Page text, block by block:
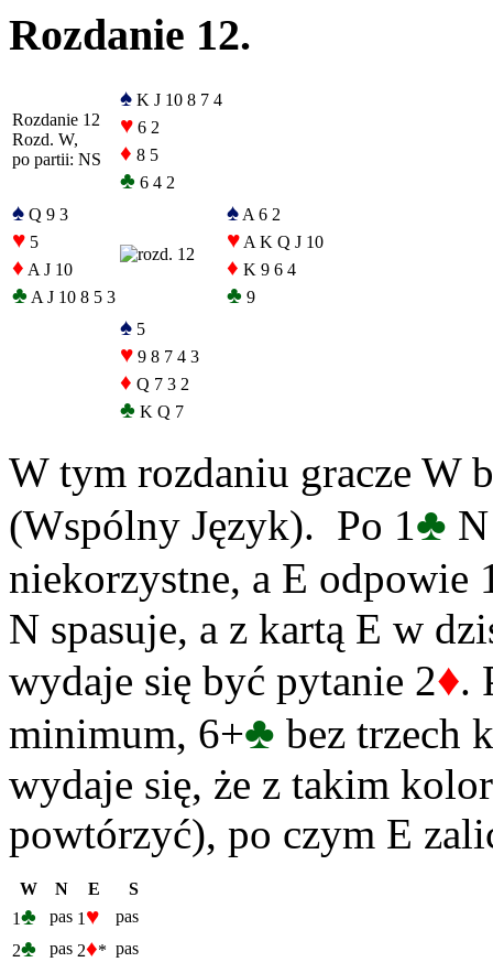
Rozdanie 12.
Rozdanie 12
Rozd. W,
po partii: NS
♠ K J 10 8 7 4
♥ 6 2
♦ 8 5
♣ 6 4 2
♠ Q 9 3
♥ 5
♦ A J 10
♣ A J 10 8 5 3
♠ A 6 2
♥ A K Q J 10
♦ K 9 6 4
♣ 9
♠ 5
♥ 9 8 7 4 3
♦ Q 7 3 2
♣ K Q 7
W tym rozdaniu gracze W
(Wspólny Język). Po 1 ♣
niekorzystne, a E odpowie
N spasuje, a z kartą E w
wydaje się być pytanie 2♦.
minimum, 6+♣ bez trzech
wydaje się, że z takim
powtórzyć), po czym E
W N E
S
1♣ pas 1 ♥
pas
2♣ pas 2♦* pas